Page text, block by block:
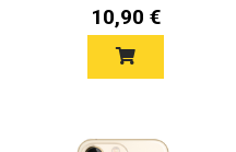
10,90 €